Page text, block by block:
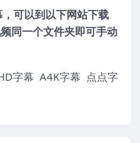
可以到以下网站下载
同一个文件夹即可手动
字幕 A4K字幕 点点字